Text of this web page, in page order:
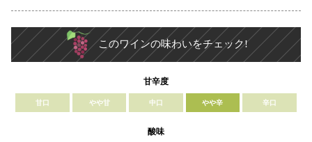
このワインの味わいをチェック!
甘辛度
甘口 やや甘 中口 やや辛 辛口
酸味